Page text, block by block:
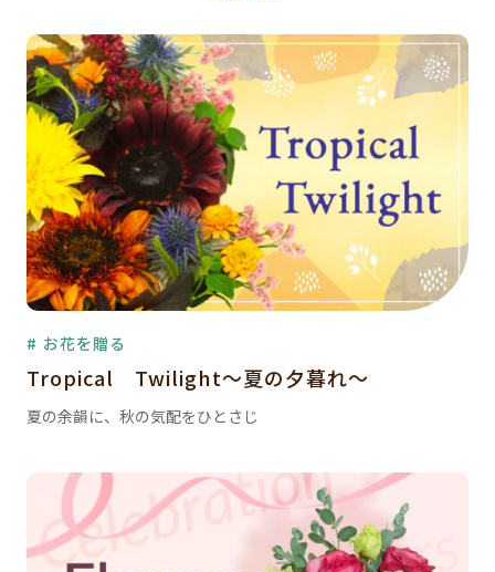
# お花を贈る
Tropical Twilight～夏の夕暮れ～
夏の余韻に、秋の気配をひとさじ